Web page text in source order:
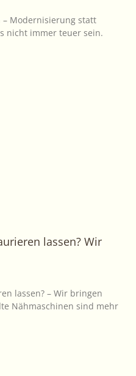
– Modernisierung statt
nicht immer teuer sein.
lassen? Wir
lassen? – Wir bringen
Nähmaschinen sind mehr